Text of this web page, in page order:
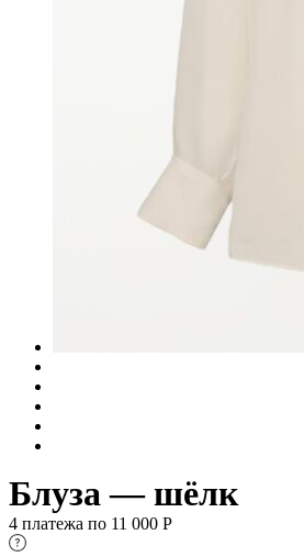
Блуза — шёлк
4 платежа по 11 000 Р